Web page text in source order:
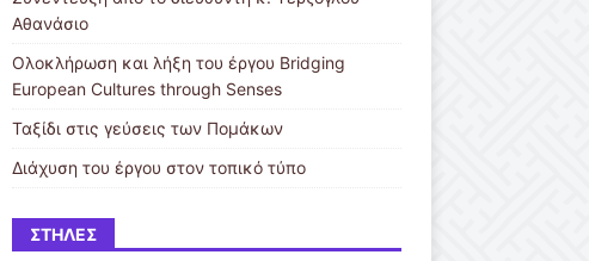
Αθανάσιο
Ολοκλήρωση και λήξη του έργου Bridging
European Cultures through Senses
Ταξίδι στις γεύσεις των Πομάκων
Διάχυση του έργου στον τοπικό τύπο
ΣΤΉΛΕΣ